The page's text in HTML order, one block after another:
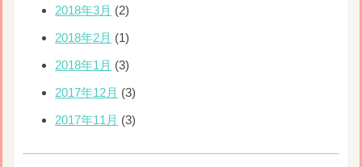
2018年3月 (2)
2018年2月 (1)
2018年1月 (3)
2017年12月 (3)
2017年11月 (3)